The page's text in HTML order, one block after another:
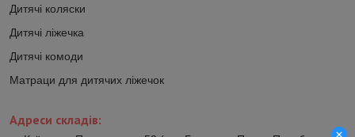
Дитячі коляски
Дитячі ліжечка
Дитячі комоди
Матраци для дитячих ліжечок
Адреси складів: